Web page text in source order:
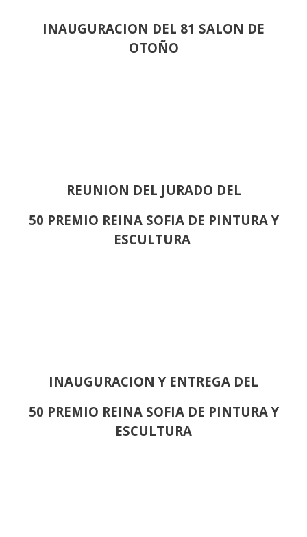
INAUGURACION DEL 81 SALON DE
OTOÑO
REUNION DEL JURADO DEL
50 PREMIO REINA SOFIA DE PINTURA Y
ESCULTURA
INAUGURACION Y ENTREGA DEL
50 PREMIO REINA SOFIA DE PINTURA Y
ESCULTURA